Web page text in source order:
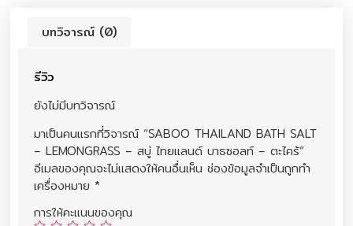
บทวิจารณ์ (0)
รีวิว
ยังไม่มีบทวิจารณ์
มาเป็นคนแรกที่วิจารณ์ “SABOO THAILAND BATH SALT
– LEMONGRASS – สบู่ ไทยแลนด์ บาธซอลท์ – ตะไคร้”
อีเมลของคุณจะไม่แสดงให้คนอื่นเห็น ช่องข้อมูลจำเป็นถูกทำ
เครื่องหมาย *
การให้คะแนนของคุณ